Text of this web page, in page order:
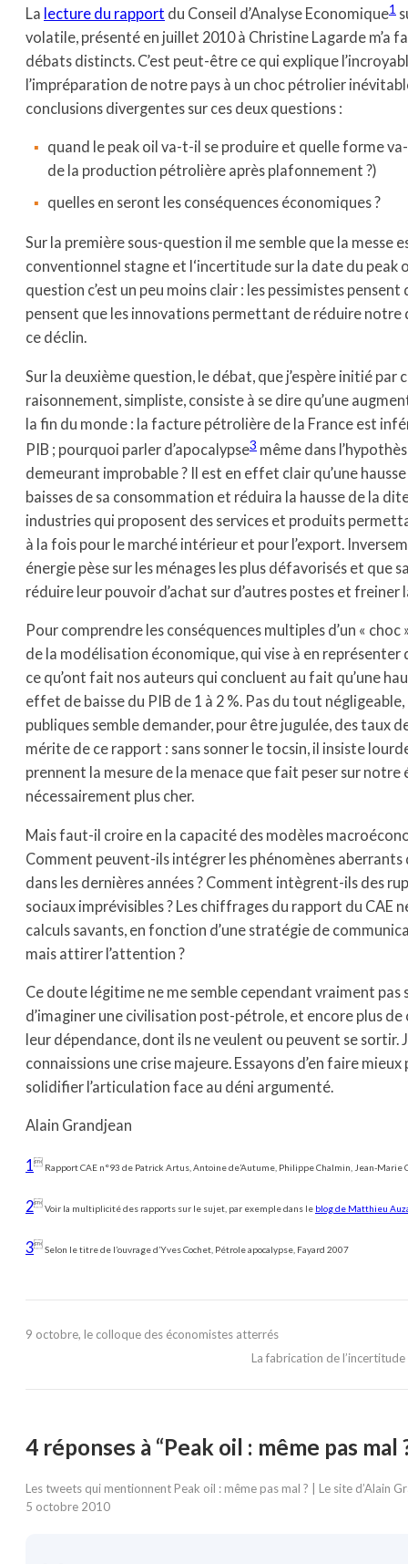
La lecture du rapport du Conseil d’Analyse Economique1
volatile, présenté en juillet 2010 à Christine Lagarde m’a
débats distincts. C’est peut-être ce qui explique
l’impréparation de notre pays à un choc pétrolier
conclusions divergentes sur ces deux questions :
quand le peak oil va-t-il se produire et quelle forme
de la production pétrolière après plafonnement ?)
quelles en seront les conséquences économiques ?
Sur la première sous-question il me semble que la messe
conventionnel stagne et l‘incertitude sur la date du peak
question c’est un peu moins clair : les pessimistes
pensent que les innovations permettant de réduire
ce déclin.
Sur la deuxième question, le débat, que j’espère initié
raisonnement, simpliste, consiste à se dire qu’une
la fin du monde : la facture pétrolière de la France est
PIB ; pourquoi parler d’apocalypse3 même dans
demeurant improbable ? Il est en effet clair qu’une
baisses de sa consommation et réduira la hausse de la
industries qui proposent des services et produits
à la fois pour le marché intérieur et pour l’export.
énergie pèse sur les ménages les plus défavorisés et que
réduire leur pouvoir d’achat sur d’autres postes et freiner
Pour comprendre les conséquences multiples d’un «
de la modélisation économique, qui vise à en représenter
ce qu’ont fait nos auteurs qui concluent au fait qu’une
effet de baisse du PIB de 1 à 2 %. Pas du tout
publiques semble demander, pour être jugulée, des taux
mérite de ce rapport : sans sonner le tocsin, il insiste
prennent la mesure de la menace que fait peser sur notre
nécessairement plus cher.
Mais faut-il croire en la capacité des modèles
Comment peuvent-ils intégrer les phénomènes aberrants
dans les dernières années ? Comment intègrent-ils des
sociaux imprévisibles ? Les chiffrages du rapport du CAE
calculs savants, en fonction d’une stratégie de
mais attirer l’attention ?
Ce doute légitime ne me semble cependant vraiment
d’imaginer une civilisation post-pétrole, et encore plus
leur dépendance, dont ils ne veulent ou peuvent se sortir.
connaissions une crise majeure. Essayons d’en faire
solidifier l’articulation face au déni argumenté.
Alain Grandjean
1
Rapport CAE n°93 de Patrick Artus, Antoine de’Autume, Philippe Chalmin, Jean-Marie
2
Voir la multiplicité des rapports sur le sujet, par exemple dans le blog de Matthieu
3
Selon le titre de l’ouvrage d’Yves Cochet, Pétrole apocalypse, Fayard 2007
9 octobre, le colloque des économistes atterrés
La fabrication de
4 réponses à “Peak oil : même pas mal
Les tweets qui mentionnent Peak oil : même pas mal ? | Le site d’Alain
5 octobre 2010